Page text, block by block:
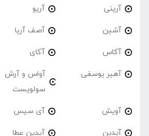
آرینی آریو
آشین آصف آریا
آکاس آکای
آهیر یوسفی
آواس و آرش
سولویست
آویش آی سیس
آیدین آیدین عطا